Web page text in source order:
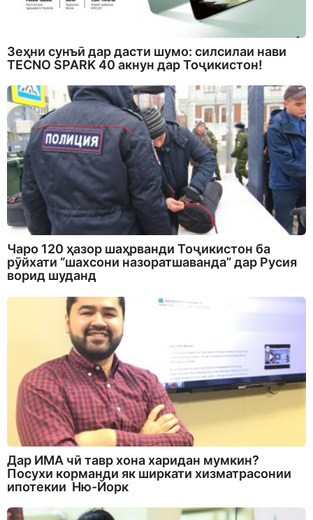
Зеҳни сунъӣ дар дасти шумо: силсилаи нави
TECNO SPARK 40 акнун дар Тоҷикистон!
Чаро 120 ҳазор шаҳрванди Тоҷикистон ба
рӯйхати “шахсони назоратшаванда” дар Русия
ворид шуданд
Дар ИМА чӣ тавр хона харидан мумкин?
Посухи корманди як ширкати хизматрасонии
ипотекии Ню-Йорк